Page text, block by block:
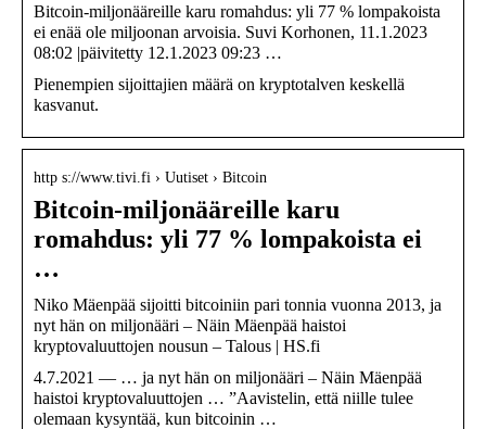
Bitcoin-miljonääreille karu romahdus: yli 77 % lompakoista
ei enää ole miljoonan arvoisia. Suvi Korhonen, 11.1.2023
08:02 |päivitetty 12.1.2023 09:23 …
Pienempien sijoittajien määrä on kryptotalven keskellä
kasvanut.
http s://www.tivi.fi › Uutiset › Bitcoin
Bitcoin-miljonääreille karu
romahdus: yli 77 % lompakoista ei
…
Niko Mäenpää sijoitti bitcoiniin pari tonnia vuonna 2013, ja
nyt hän on miljonääri – Näin Mäenpää haistoi
kryptovaluuttojen nousun – Talous | HS.fi
4.7.2021 — … ja nyt hän on miljonääri – Näin Mäenpää
haistoi kryptovaluuttojen … ”Aavistelin, että niille tulee
olemaan kysyntää, kun bitcoinin …